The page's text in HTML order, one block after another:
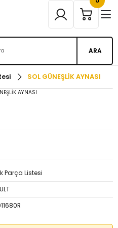
ARA
SOL GÜNEŞLİK AYNASI
Parça Listesi